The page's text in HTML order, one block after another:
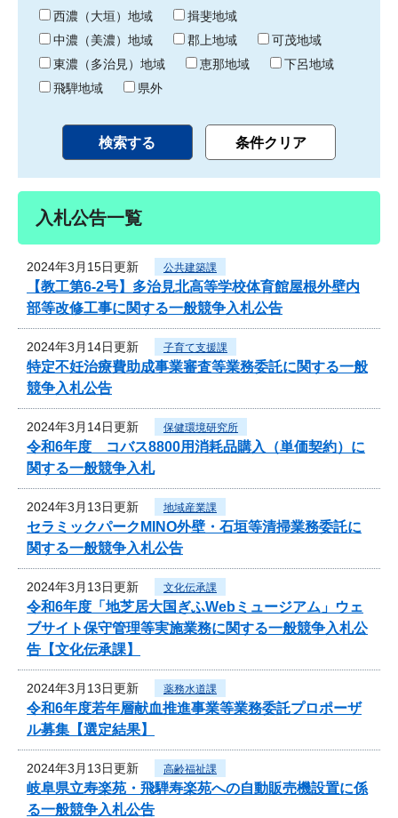
り 西濃（大垣）地域
揖斐地域
中濃（美濃）地域
郡上地域
可茂地域
東濃（多治見）地域
恵那地域
下呂地域
飛騨地域
県外
入札公告一覧
2024年3月15日更新 公共建築課
【教工第6-2号】多治見北高等学校体育館屋根外壁内
部等改修工事に関する一般競争入札公告
2024年3月14日更新 子育て支援課
特定不妊治療費助成事業審査等業務委託に関する一般
競争入札公告
2024年3月14日更新 保健環境研究所
令和6年度 コバス8800用消耗品購入（単価契約）に
関する一般競争入札
2024年3月13日更新 地域産業課
セラミックパークMINO外壁・石垣等清掃業務委託に
関する一般競争入札公告
2024年3月13日更新 文化伝承課
令和6年度「地芝居大国ぎふWebミュージアム」ウェ
ブサイト保守管理等実施業務に関する一般競争入札公
告【文化伝承課】
2024年3月13日更新 薬務水道課
令和6年度若年層献血推進事業等業務委託プロポーザ
ル募集【選定結果】
2024年3月13日更新 高齢福祉課
岐阜県立寿楽苑・飛騨寿楽苑への自動販売機設置に係
る一般競争入札公告